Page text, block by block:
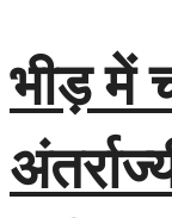
भीड़ में